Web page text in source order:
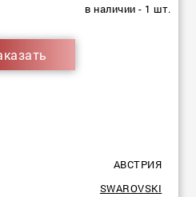
в наличии - 1 шт.
АВСТРИЯ
SWAROVSKI